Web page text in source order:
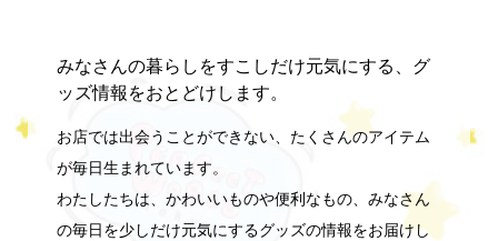
みなさんの暮らしをすこしだけ元気にする、グ
ッズ情報をおとどけします。
お店では出会うことができない、たくさんのアイテム
が毎日生まれています。
わたしたちは、かわいいものや便利なもの、みなさん
の毎日を少しだけ元気にするグッズの情報をお届けし